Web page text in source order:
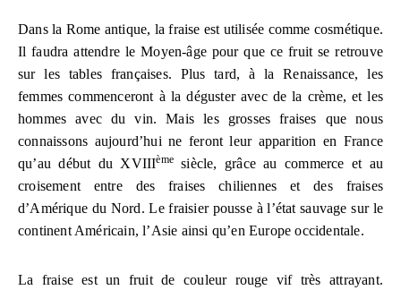
Dans la Rome antique, la fraise est utilisée comme cosmétique.
Il faudra attendre le Moyen-âge pour que ce fruit se retrouve
sur les tables françaises. Plus tard, à la Renaissance, les
femmes commenceront à la déguster avec de la crème, et les
hommes avec du vin. Mais les grosses fraises que nous
connaissons aujourd’hui ne feront leur apparition en France
qu’au début du XVIIIèmesiècle, grâce au commerce et au
croisement entre des fraises chiliennes et des fraises
d’Amérique du Nord. Le fraisier pousse à l’état sauvage sur le
continent Américain, l’Asie ainsi qu’en Europe occidentale.
La fraise est un fruit de couleur rouge vif très attrayant.